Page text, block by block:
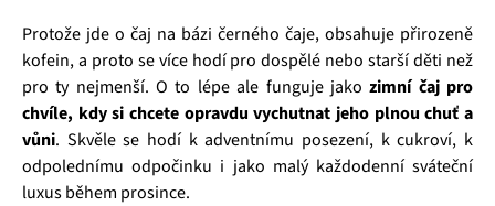
Protože jde o čaj na bázi černého čaje, obsahuje přirozeně
kofein, a proto se více hodí pro dospělé nebo starší děti než
pro ty nejmenší. O to lépe ale funguje jakozimní čaj pro
chvíle, kdy si chcete opravdu vychutnat jeho plnou chuť a
vůni. Skvěle se hodí k adventnímu posezení, k cukroví, k
odpolednímu odpočinku i jako malý každodenní sváteční
luxus během prosince.